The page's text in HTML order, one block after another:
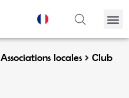
Associations locales
Club